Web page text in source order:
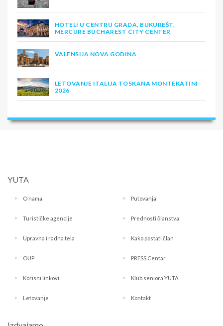
HOTELI U CENTRU GRADA, BUKUREŠT,
MERCURE BUCHAREST CITY CENTER
VALENSIJA NOVA GODINA
LETOVANJE ITALIJA TOSKANA MONTEKATINI
2026
YUTA
O nama Putovanja
Turističke agencije Prednosti članstva
Upravna i radna tela Kako postati član
OUP PRESS Centar
Korisni linkovi Klub seniora YUTA
Letovanje Kontakt